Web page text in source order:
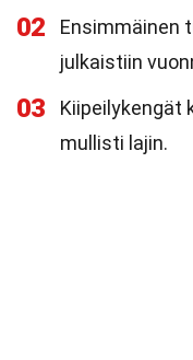
02
Ensimmäinen
julkaistiin
03
Kiipeilykengät
mullisti lajin.